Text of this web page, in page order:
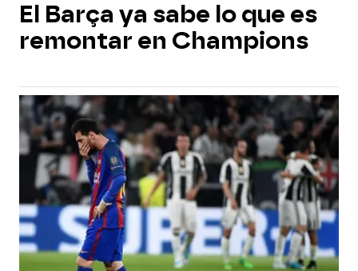
El Barça ya sabe lo que es
remontar en Champions